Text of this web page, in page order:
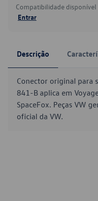
Compatibilidade
Entrar
Descrição
Conector original para
841-B aplica em
SpaceFox. Peças VW
oficial da VW.